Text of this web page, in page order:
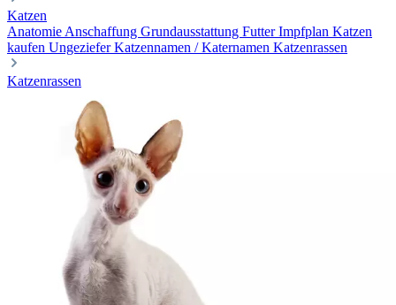
Katzen
Anatomie Anschaffung Grundausstattung FutterImpfplan Katzen
kaufen UngezieferKatzennamen / Katernamen Katzenrassen
Katzenrassen